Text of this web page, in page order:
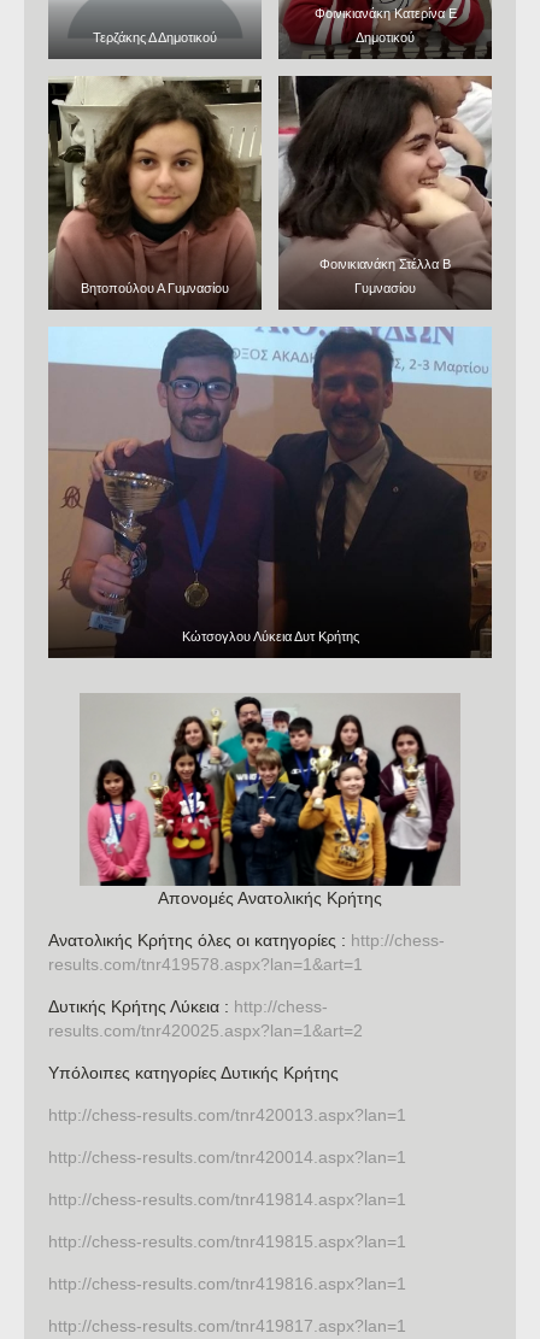
Τερζάκης Δ Δημοτικού
Φοινικιανάκη Κατερίνα Ε
Δημοτικού
Βητοπούλου Α Γυμνασίου
Φοινικιανάκη Στέλλα Β
Γυμνασίου
Κώτσογλου Λύκεια Δυτ Κρήτης
Απονομές Ανατολικής Κρήτης
Ανατολικής Κρήτης όλες οι κατηγορίες : http://chess-
results.com/tnr419578.aspx?lan=1&art=1
Δυτικής Κρήτης Λύκεια : http://chess-
results.com/tnr420025.aspx?lan=1&art=2
Υπόλοιπες κατηγορίες Δυτικής Κρήτης
http://chess-results.com/tnr420013.aspx?lan=1
http://chess-results.com/tnr420014.aspx?lan=1
http://chess-results.com/tnr419814.aspx?lan=1
http://chess-results.com/tnr419815.aspx?lan=1
http://chess-results.com/tnr419816.aspx?lan=1
http://chess-results.com/tnr419817.aspx?lan=1